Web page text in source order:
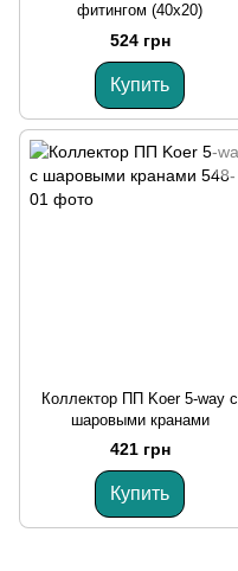
фитингом (40x20)
524 грн
Купить
Коллектор ПП Koer 5-way с
шаровыми кранами
421 грн
Купить